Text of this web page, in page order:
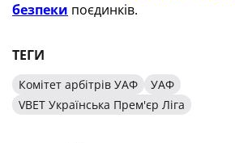
безпеки поєдинків.
ТЕГИ
Комітет арбітрів УАФ
УАФ
VBET Українська Прем'єр Ліга